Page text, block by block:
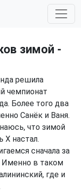
зимой -
решила
чемпионат
Более того два
Санёк и Ваня.
что зимой
Х настал.
сначала за
Именно в таком
где и